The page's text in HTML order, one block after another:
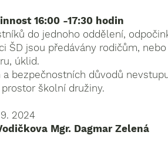
16:00 -17:30 hodin
do jednoho oddělení,
ŠD jsou předávány rodičům,
úklid.
a bezpečnostních důvodů
školní družiny.
2024
Vodičkova Mgr.